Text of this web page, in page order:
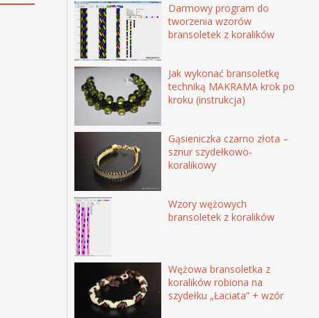
Darmowy program do
tworzenia wzorów
bransoletek z koralików
Jak wykonać bransoletkę
techniką MAKRAMA krok po
kroku (instrukcja)
Gąsieniczka czarno złota –
sznur szydełkowo-
koralikowy
Wzory wężowych
bransoletek z koralików
Wężowa bransoletka z
koralików robiona na
szydełku „Łaciata” + wzór